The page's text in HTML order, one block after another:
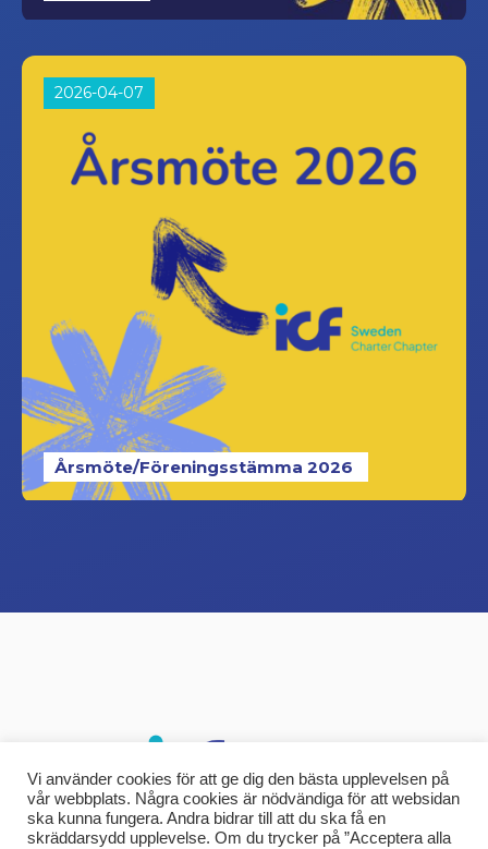
2026-04-07
Årsmöte/Föreningsstämma 2026
Vi använder cookies för att ge dig den bästa upplevelsen på
vår webbplats. Några cookies är nödvändiga för att websidan
ska kunna fungera. Andra bidrar till att du ska få en
skräddarsydd upplevelse. Om du trycker på ”Acceptera alla